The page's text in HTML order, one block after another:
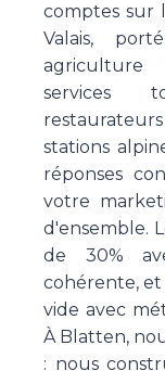
comptes sur
Valais,
agriculture
services
stations
réponses
votre
d'ensemble.
de 30%
cohérente, et
vide avec
À Blatten,
: nous